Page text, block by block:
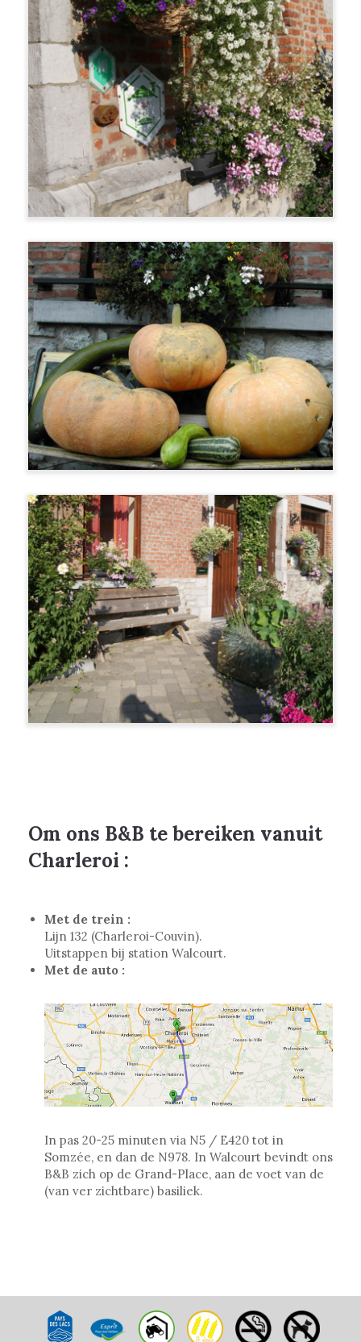
Om ons B&B te bereiken vanuit
Charleroi :
Met de trein :
Lijn 132 (Charleroi-Couvin).
Uitstappen bij station Walcourt.
Met de auto :
In pas 20-25 minuten via N5 / E420 tot in
Somzée, en dan de N978. In Walcourt bevindt ons
B&B zich op de Grand-Place, aan de voet van de
(van ver zichtbare) basiliek.